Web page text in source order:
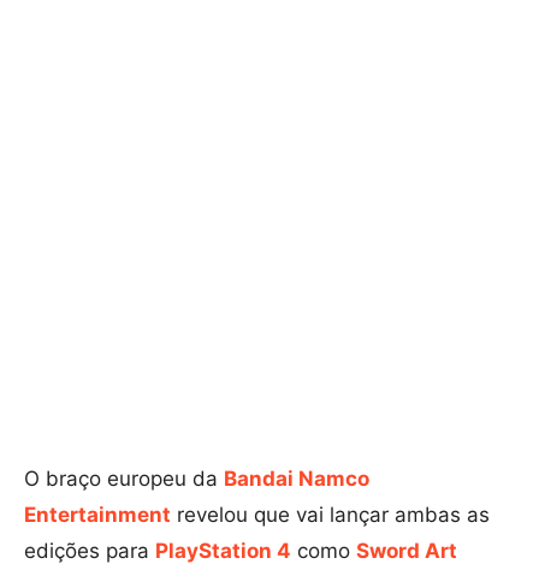
O braço europeu da Bandai Namco
Entertainment revelou que vai lançar ambas as
edições para PlayStation 4 como Sword Art